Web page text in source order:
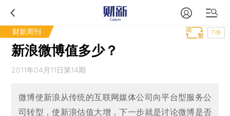
财新周刊 T中
新浪微博值多少？
2011年04月11日第14期
微博使新浪从传统的互联网媒体公司向平台型服务公
司转型，使新浪估值大增，下一步就是讨论微博是否